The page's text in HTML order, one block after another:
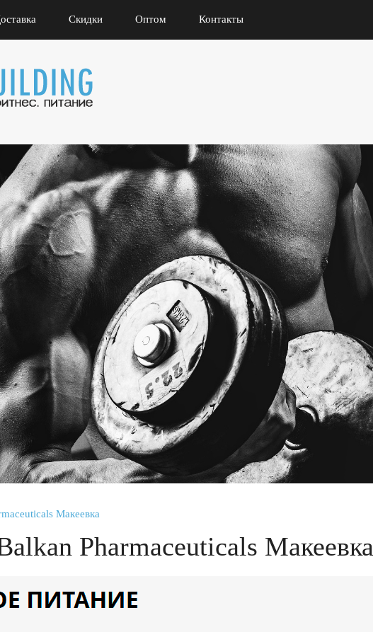
Скидки Оптом Контакты
Макеевка
Pharmaceuticals Макеевка